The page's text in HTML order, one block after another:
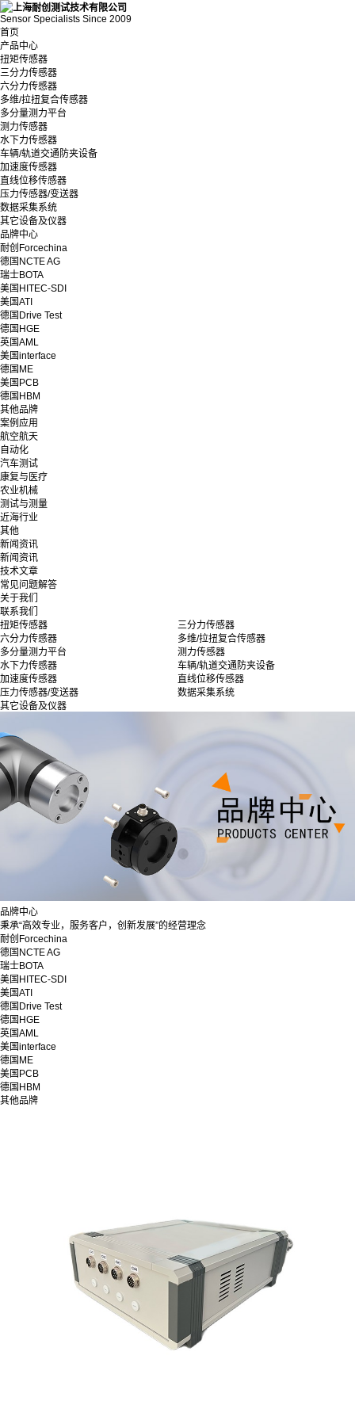
Sensor Specialists Since 2009
首页
产品中心
扭矩传感器
三分力传感器
六分力传感器
多维/拉扭复合传感器
多分量测力平台
测力传感器
水下力传感器
车辆/轨道交通防夹设备
加速度传感器
直线位移传感器
压力传感器/变送器
数据采集系统
其它设备及仪器
品牌中心
耐创Forcechina
德国NCTE AG
瑞士BOTA
美国HITEC-SDI
美国ATI
德国Drive Test
德国HGE
英国AML
美国interface
德国ME
美国PCB
德国HBM
其他品牌
案例应用
航空航天
自动化
汽车测试
康复与医疗
农业机械
测试与测量
近海行业
其他
新闻资讯
新闻资讯
技术文章
常见问题解答
关于我们
联系我们
扭矩传感器
三分力传感器
六分力传感器
多维/拉扭复合传感器
多分量测力平台
测力传感器
水下力传感器
车辆/轨道交通防夹设备
加速度传感器
直线位移传感器
压力传感器/变送器
数据采集系统
其它设备及仪器
品牌中心
秉承“高效专业，服务客户，创新发展”的经营理念
耐创Forcechina
德国NCTE AG
瑞士BOTA
美国HITEC-SDI
美国ATI
德国Drive Test
德国HGE
英国AML
美国interface
德国ME
美国PCB
德国HBM
其他品牌